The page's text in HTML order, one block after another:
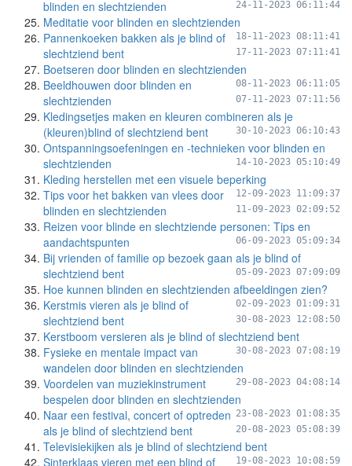
blinden en slechtzienden
24-11-2023 06:11:44
Meditatie voor blinden en slechtzienden
18-11-2023 08:11:41
Pannenkoeken bakken als je blind of
slechtziend bent
17-11-2023 07:11:41
Boetseren door blinden en slechtzienden
08-11-2023 06:11:05
Beeldhouwen door blinden en
slechtzienden
07-11-2023 07:11:56
Kledingsetjes maken en kleuren combineren als je
(kleuren)blind of slechtziend bent
30-10-2023 06:10:43
Ontspanningsoefeningen en -technieken voor blinden en
slechtzienden
14-10-2023 05:10:49
Kleding herstellen met een visuele beperking
12-09-2023 11:09:37
Tips voor het bakken van vlees door
blinden en slechtzienden
11-09-2023 02:09:52
Reizen voor blinde en slechtziende personen: Tips en
aandachtspunten
06-09-2023 05:09:34
Bij vrienden of familie op bezoek gaan als je blind of
slechtziend bent
05-09-2023 07:09:09
Hoe kunnen blinden en slechtzienden afbeeldingen zien?
02-09-2023 01:09:31
Kerstmis vieren als je blind of
slechtziend bent
30-08-2023 12:08:50
Kerstboom versieren als je blind of slechtziend bent
30-08-2023 07:08:19
Fysieke en mentale impact van
wandelen door blinden en slechtzienden
29-08-2023 04:08:14
Voordelen van muziekinstrument
bespelen door blinden en slechtzienden
23-08-2023 01:08:35
Naar een festival, concert of optreden
als je blind of slechtziend bent
20-08-2023 05:08:39
Televisiekijken als je blind of slechtziend bent
19-08-2023 10:08:59
Sinterklaas vieren met een blind of